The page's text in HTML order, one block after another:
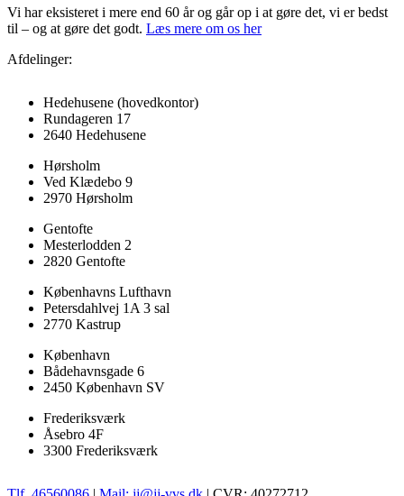
Vi har eksisteret i mere end 60 år og går op i at gøre det, vi er bedst
til – og at gøre det godt. Læs mere om os her
Afdelinger:
Hedehusene (hovedkontor)
Rundageren 17
2640 Hedehusene
Hørsholm
Ved Klædebo 9
2970 Hørsholm
Gentofte
Mesterlodden 2
2820 Gentofte
Københavns Lufthavn
Petersdahlvej 1A 3 sal
2770 Kastrup
København
Bådehavnsgade 6
2450 København SV
Frederiksværk
Åsebro 4F
3300 Frederiksværk